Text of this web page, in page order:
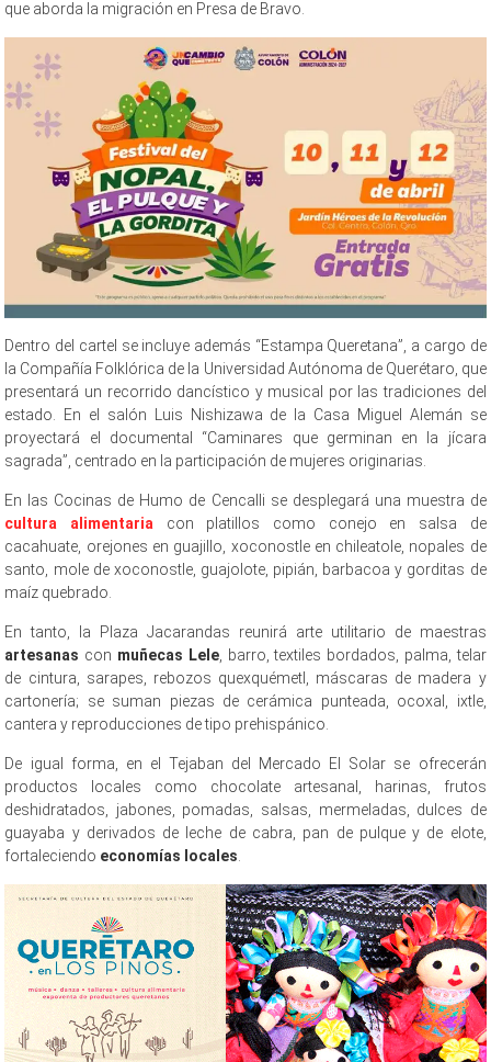
que aborda la migración en Presa de Bravo.
Dentro del cartel se incluye además “Estampa Queretana”, a cargo de
la Compañía Folklórica de la Universidad Autónoma de Querétaro, que
presentará un recorrido dancístico y musical por las tradiciones del
estado. En el salón Luis Nishizawa de la Casa Miguel Alemán se
proyectará el documental “Caminares que germinan en la jícara
sagrada”, centrado en la participación de mujeres originarias.
En las Cocinas de Humo de Cencalli se desplegará una muestra de
cultura alimentaria
con platillos como conejo en salsa de
cacahuate, orejones en guajillo, xoconostle en chileatole, nopales de
santo, mole de xoconostle, guajolote, pipián, barbacoa y gorditas de
maíz quebrado.
En tanto, la Plaza Jacarandas reunirá arte utilitario de maestras
artesanas con muñecas Lele, barro, textiles bordados, palma, telar
de cintura, sarapes, rebozos quexquémetl, máscaras de madera y
cartonería; se suman piezas de cerámica punteada, ocoxal, ixtle,
cantera y reproducciones de tipo prehispánico.
De igual forma, en el Tejaban del Mercado El Solar se ofrecerán
productos locales como chocolate artesanal, harinas, frutos
deshidratados, jabones, pomadas, salsas, mermeladas, dulces de
guayaba y derivados de leche de cabra, pan de pulque y de elote,
fortaleciendo economías locales